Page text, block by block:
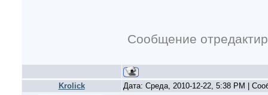
Сообщение
Krolick Дата: Среда, 2010-12-22, 5:38 PM |